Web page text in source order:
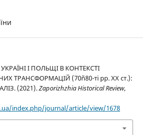
І ПОЛЬЩІ В КОНТЕКСТІ
ТРАНСФОРМАЦІЙ (70ñ80-ті рр. XX ст.):
(2021).Zaporizhzhia Historical Review,
index.php/journal/article/view/1678